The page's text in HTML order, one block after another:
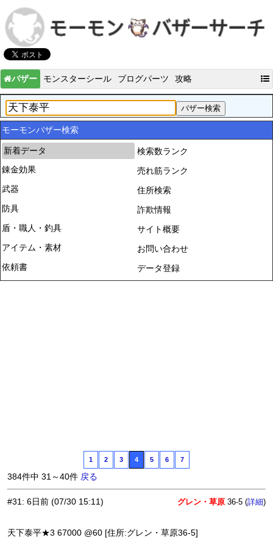
バザー モンスターシール ブログパーツ 攻略
モーモンバザー検索
新着データ
錬金効果
武器
防具
盾・職人・釣具
アイテム・素材
依頼書
検索数ランク
売れ筋ランク
住所検索
詐欺情報
サイト概要
お問い合わせ
データ登録
1 2 3 4 5 6 7
384件中 31～40件 戻る
#31: 6日前 (07/30 15:11) グレン・草原 36-5 (詳細)
天下泰平★3 67000 @60 [住所:グレン・草原36-5]